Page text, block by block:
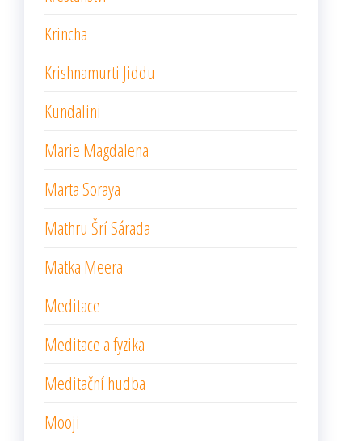
Krincha
Krishnamurti Jiddu
Kundalini
Marie Magdalena
Marta Soraya
Mathru Šrí Sárada
Matka Meera
Meditace
Meditace a fyzika
Meditační hudba
Mooji